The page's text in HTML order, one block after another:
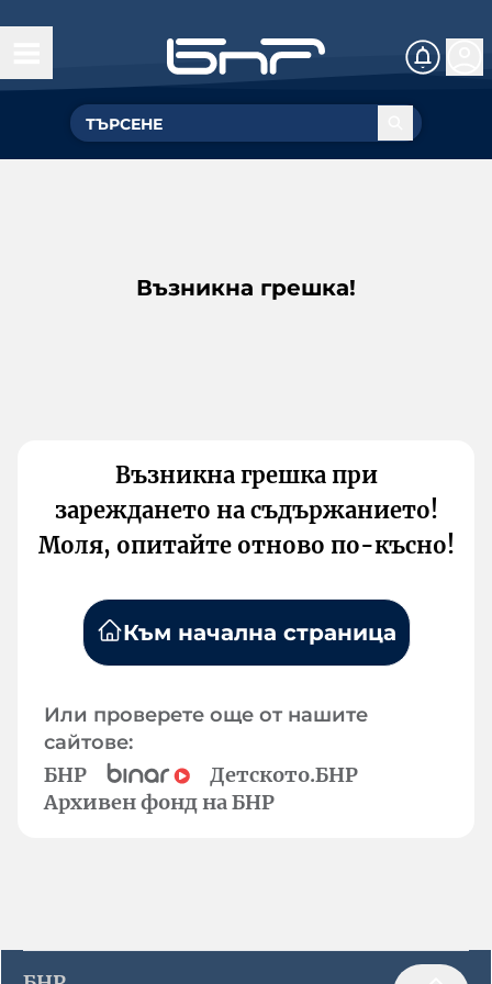
Възникна грешка!
Възникна грешка при
зареждането на съдържанието!
Моля, опитайте отново по-късно!
Към начална страница
Или проверете още от нашите
сайтове:
БНР
Детското.БНР
Архивен фонд на БНР